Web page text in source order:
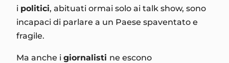
i politici, abituati ormai solo ai talk show, sono
incapaci di parlare a un Paese spaventato e
fragile.
Ma anche i giornalisti ne escono